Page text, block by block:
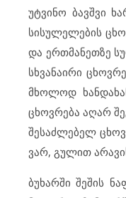
უტვინო ბავშვი
სისულელების
და ერთმანეთზე
სხვანაირი
მხოლოდ
ცხოვრება აღარ
შესაძლებელ
ვარ, გულით
ბუხარში შეშის